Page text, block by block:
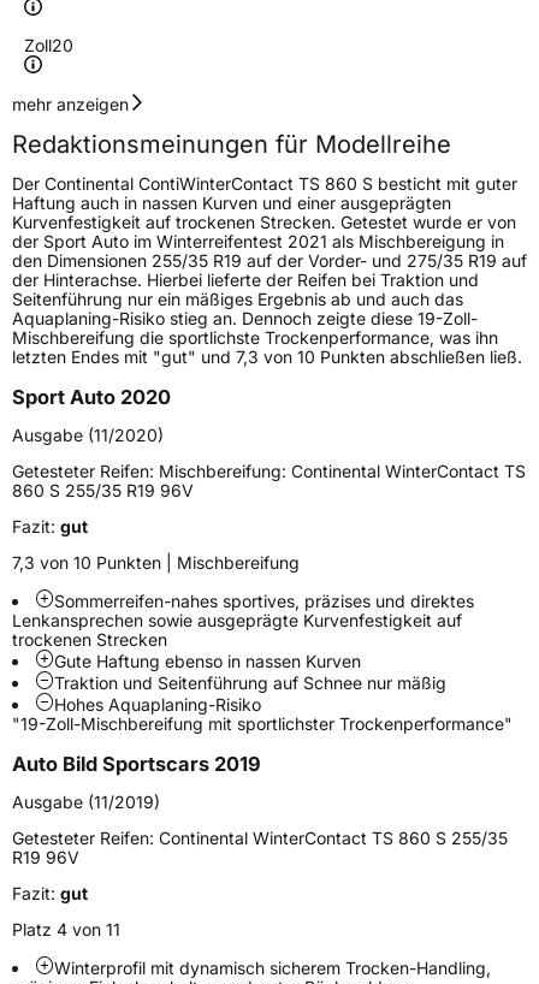
Zoll20
Geschwindigkeitsindex
Höchstgeschwindigkeit
240 km/h
Lastindex99
Höchstlast775 kg
Generelle Merkmale
Fahrzeugtyp PKW
VerwendungWinterreifen
Modellname WinterContact TS 860 S
Fahrzeugart PKW & SUV
Weitere Eigenschaften
ZustandNeureifen
M+SJa
VerstärktXL
ElektroJa
EU Label
EffizienzD
mehr anzeigen
Redaktionsmeinungen für Modellreihe
Der Continental ContiWinterContact TS 860 S besticht mit guter
Haftung auch in nassen Kurven und einer ausgeprägten
Kurvenfestigkeit auf trockenen Strecken. Getestet wurde er von
der Sport Auto im Winterreifentest 2021 als Mischbereigung in
den Dimensionen 255/35 R19 auf der Vorder- und 275/35 R19 auf
der Hinterachse. Hierbei lieferte der Reifen bei Traktion und
Seitenführung nur ein mäßiges Ergebnis ab und auch das
Aquaplaning-Risiko stieg an. Dennoch zeigte diese 19-Zoll-
Mischbereifung die sportlichste Trockenperformance, was ihn
letzten Endes mit "gut" und 7,3 von 10 Punkten abschließen ließ.
Sport Auto 2020
Ausgabe (11/2020)
Getesteter Reifen: Mischbereifung: Continental WinterContact TS
860 S 255/35 R19 96V
Fazit: gut
7,3 von 10 Punkten | Mischbereifung
Sommerreifen-nahes sportives, präzises und direktes
Lenkansprechen sowie ausgeprägte Kurvenfestigkeit auf
trockenen Strecken
Gute Haftung ebenso in nassen Kurven
Traktion und Seitenführung auf Schnee nur mäßig
Hohes Aquaplaning-Risiko
"19-Zoll-Mischbereifung mit sportlichster Trockenperformance"
Auto Bild Sportscars 2019
Ausgabe (11/2019)
Getesteter Reifen: Continental WinterContact TS 860 S 255/35
R19 96V
Fazit: gut
Platz 4 von 11
Winterprofil mit dynamisch sicherem Trocken-Handling,